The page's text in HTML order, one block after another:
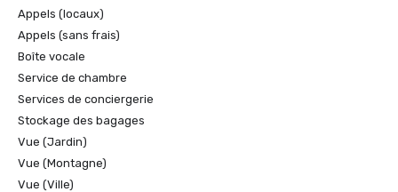
Appels (locaux)
Appels (sans frais)
Boîte vocale
Service de chambre
Services de conciergerie
Stockage des bagages
Vue (Jardin)
Vue (Montagne)
Vue (Ville)